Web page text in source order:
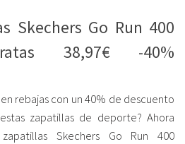
Skechers Go Run 400
38,97€ -40%
rebajas con un 40% de descuento
zapatillas de deporte? Ahora
Skechers Go Run 400